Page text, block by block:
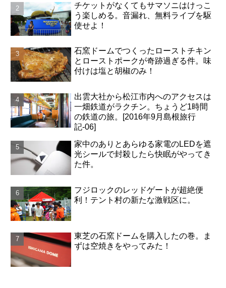
チケットがなくてもサマソニはけっこ
う楽しめる。音漏れ、無料ライブを駆
使せよ！
石窯ドームでつくったローストチキン
とローストポークが奇跡過ぎる件。味
付けは塩と胡椒のみ！
出雲大社から松江市内へのアクセスは
一畑鉄道がラクチン。ちょうど1時間
の鉄道の旅。[2016年9月島根旅行
記-06]
家中のありとあらゆる家電のLEDを遮
光シールで封殺したら快眠がやってき
た件。
フジロックのレッドゲートが超絶便
利！テント村の新たな激戦区に。
東芝の石窯ドームを購入したの巻。ま
ずは空焼きをやってみた！